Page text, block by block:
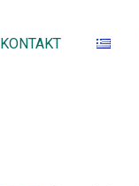
ΚΟΝΤΑΚΤ